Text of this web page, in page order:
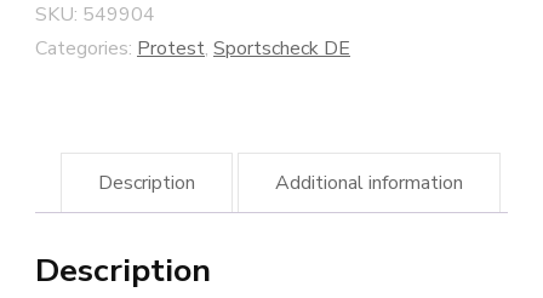
SKU: 549904
Categories: Protest, Sportscheck DE
Description Additional information
Description